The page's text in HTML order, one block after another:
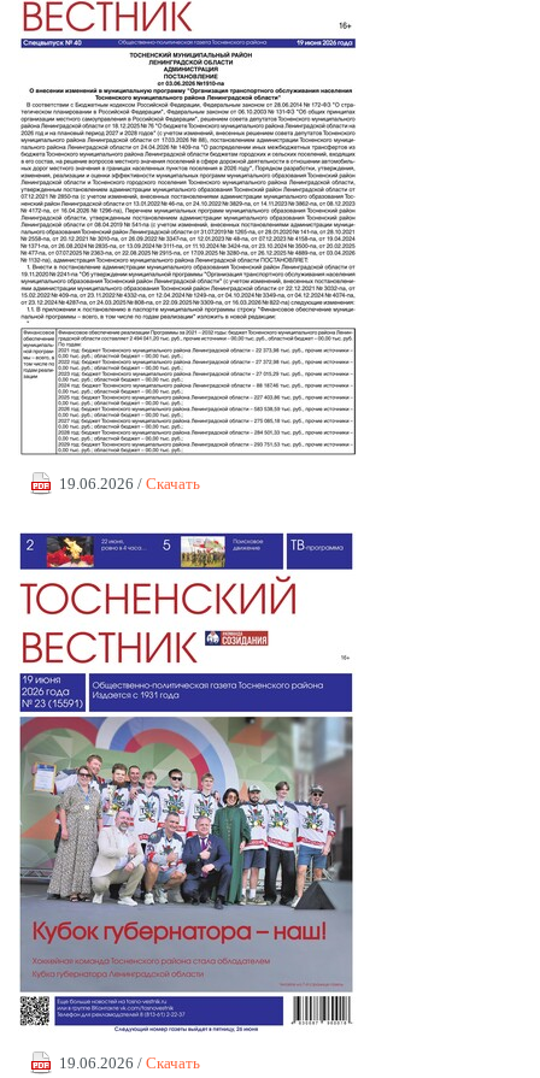
19.06.2026 / Скачать
19.06.2026 / Скачать